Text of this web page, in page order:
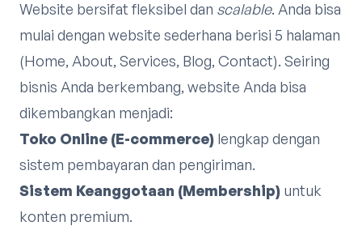
Website bersifat fleksibel dan scalable. Anda bisa
mulai dengan website sederhana berisi 5 halaman
(Home, About, Services, Blog, Contact). Seiring
bisnis Anda berkembang, website Anda bisa
dikembangkan menjadi:
Toko Online (E-commerce) lengkap dengan
sistem pembayaran dan pengiriman.
Sistem Keanggotaan (Membership) untuk
konten premium.